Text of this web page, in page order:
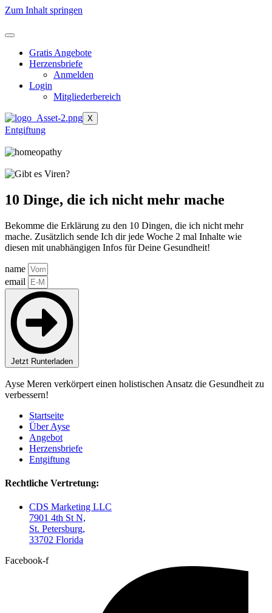
Zum Inhalt springen
Gratis Angebote
Herzensbriefe
Anmelden
Login
Mitgliederbereich
X
Entgiftung
10 Dinge, die ich nicht mehr mache
Bekomme die Erklärung zu den 10 Dingen, die ich nicht mehr
mache. Zusätzlich sende Ich dir jede Woche 2 mal Inhalte wie
diesen mit unabhängigen Infos für Deine Gesundheit!
name
email
Jetzt Runterladen
Ayse Meren verkörpert einen holistischen Ansatz die Gesundheit zu
verbessern!
Startseite
Über Ayse
Angebot
Herzensbriefe
Entgiftung
Rechtliche Vertretung:
CDS Marketing LLC
7901 4th St N,
St. Petersburg,
33702 Florida
Facebook-f